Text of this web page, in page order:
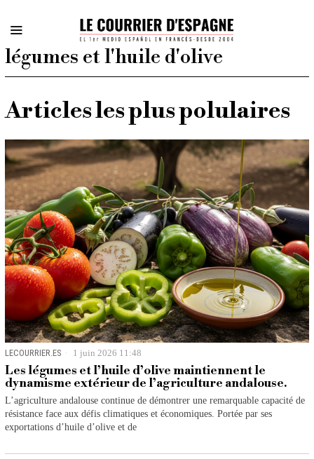
légumes et l'huile d'olive
Articles les plus polulaires
LECOURRIER.ES 1 juin 2026 11:48
Les légumes et l’huile d’olive maintiennent le
dynamisme extérieur de l’agriculture andalouse.
L’agriculture andalouse continue de démontrer une remarquable capacité de
résistance face aux défis climatiques et économiques. Portée par ses
exportations d’huile d’olive et de